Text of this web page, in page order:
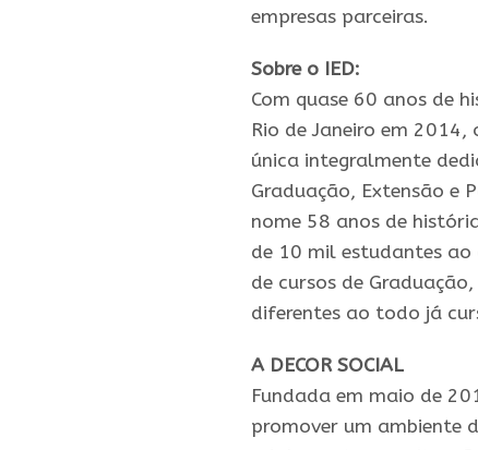
empresas parceiras.
Sobre o IED:
Com quase 60 anos de
Rio de Janeiro em
única integralmente
Graduação, Extensão e
nome 58 anos de
de 10 mil estudantes ao
de cursos de
diferentes ao todo já
A DECOR SOCIAL
Fundada em maio de
promover um ambiente